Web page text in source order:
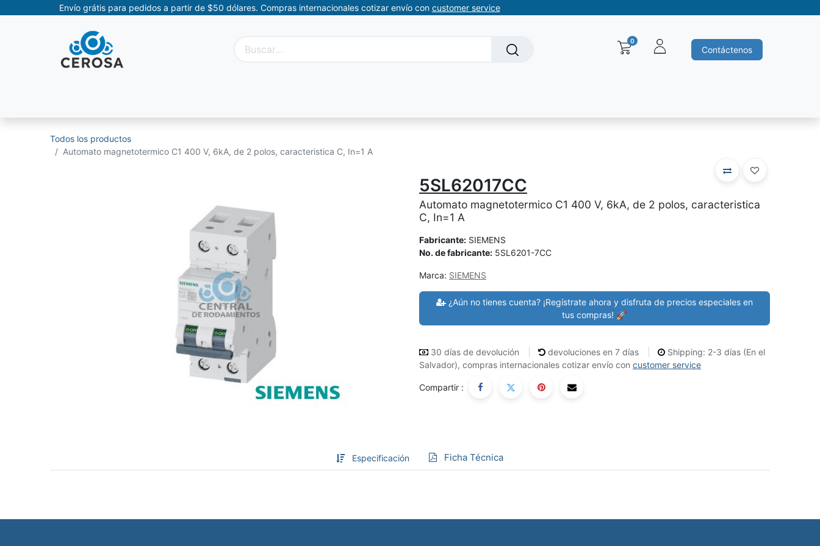
Envío grátis para pedidos a partir de $50 dólares. Compras internacionales cotizar envío con customer service
0
Contáctenos
Todos los productos
Automato magnetotermico C1 400 V, 6kA, de 2 polos, caracteristica C, In=1 A
5SL62017CC
Automato magnetotermico C1 400 V, 6kA, de 2 polos, caracteristica
C, In=1 A
Fabricante: SIEMENS
No. de fabricante: 5SL6201-7CC
Marca: SIEMENS
¿Aún no tienes cuenta? ¡Regístrate ahora y disfruta de precios especiales en
tus compras! 🚀
30 días de devolución devoluciones en 7 días
Shipping: 2-3 días (En el
Salvador), compras internacionales cotizar envío con customer service
Compartir :
Especificación Ficha Técnica